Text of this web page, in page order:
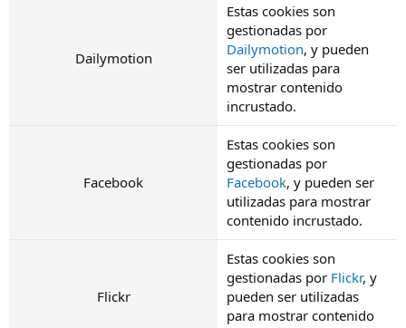
Dailymotion
Estas cookies son
gestionadas por
Dailymotion, y pueden
ser utilizadas para
mostrar contenido
incrustado.
Facebook
Estas cookies son
gestionadas por
Facebook, y pueden ser
utilizadas para mostrar
contenido incrustado.
Flickr
Estas cookies son
gestionadas por Flickr, y
pueden ser utilizadas
para mostrar contenido